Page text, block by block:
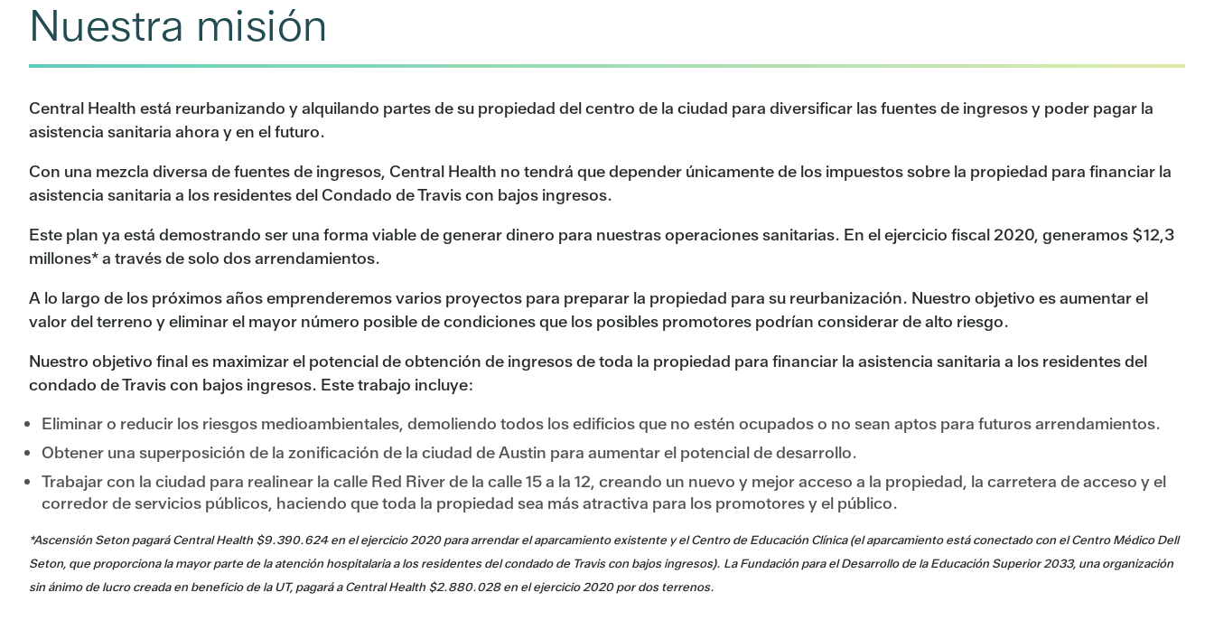
Nuestra misión
Central Health está reurbanizando y alquilando partes de su propiedad del centro de la ciudad para diversificar las fuentes de ingresos y poder pagar la
asistencia sanitaria ahora y en el futuro.
Con una mezcla diversa de fuentes de ingresos, Central Health no tendrá que depender únicamente de los impuestos sobre la propiedad para financiar la
asistencia sanitaria a los residentes del Condado de Travis con bajos ingresos.
Este plan ya está demostrando ser una forma viable de generar dinero para nuestras operaciones sanitarias. En el ejercicio fiscal 2020, generamos $12,3
millones* a través de solo dos arrendamientos.
A lo largo de los próximos años emprenderemos varios proyectos para preparar la propiedad para su reurbanización. Nuestro objetivo es aumentar el
valor del terreno y eliminar el mayor número posible de condiciones que los posibles promotores podrían considerar de alto riesgo.
Nuestro objetivo final es maximizar el potencial de obtención de ingresos de toda la propiedad para financiar la asistencia sanitaria a los residentes del
condado de Travis con bajos ingresos. Este trabajo incluye:
Eliminar o reducir los riesgos medioambientales, demoliendo todos los edificios que no estén ocupados o no sean aptos para futuros arrendamientos.
Obtener una superposición de la zonificación de la ciudad de Austin para aumentar el potencial de desarrollo.
Trabajar con la ciudad para realinear la calle Red River de la calle 15 a la 12, creando un nuevo y mejor acceso a la propiedad, la carretera de acceso y el
corredor de servicios públicos, haciendo que toda la propiedad sea más atractiva para los promotores y el público.
*Ascensión Seton pagará Central Health $9.390.624 en el ejercicio 2020para arrendar el aparcamiento existente y el Centro de Educación Clínica (el aparcamiento está conectado con el Centro Médico Dell
Seton, que proporciona la mayor parte de la atención hospitalaria a los residentes del condado de Travis con bajos ingresos). La Fundación para el Desarrollo de la Educación Superior 2033, una organización
sin ánimo de lucro creada en beneficio de la UT, pagará a Central Health$2.880.028 en el ejercicio 2020por dos terrenos.